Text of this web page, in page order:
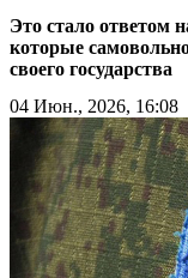
Это стало ответом
которые
своего государства
04 Июн., 2026, 16:08